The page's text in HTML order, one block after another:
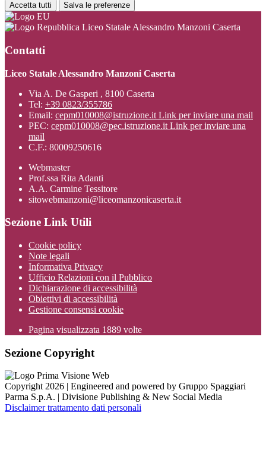
Accetta tutti Salva le preferenze
Liceo Statale Alessandro Manzoni Caserta
Contatti
Liceo Statale Alessandro Manzoni Caserta
Via A. De Gasperi , 8100 Caserta
Tel: +39 0823/355786
Email: cepm010008@istruzione.it Link per inviare una mail
PEC: cepm010008@pec.istruzione.it Link per inviare una
mail
C.F.: 80009250616
Webmaster
Prof.ssa Rita Adanti
A.A. Carmine Tessitore
sitowebmanzoni@liceomanzonicaserta.it
Sezione Link Utili
Cookie policy
Note legali
Informativa Privacy
Ufficio Relazioni con il Pubblico
Dichiarazione di accessibilità
Obiettivi di accessibilità
Gestione consensi cookie
Pagina visualizzata 1889 volte
Sezione Copyright
Copyright 2026 | Engineered and powered by Gruppo Spaggiari
Parma S.p.A. | Divisione Publishing & New Social Media
Disclaimer trattamento dati personali